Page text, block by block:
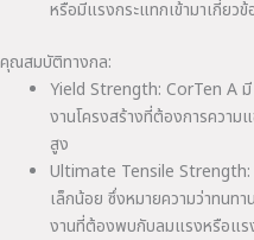
หรือมีแรงกระแทกเข้ามาเกี่ยวข้
คุณสมบัติทางกล:
Yield Strength: CorTen A มี
งานโครงสร้างที่ต้องการความ
สูง
Ultimate Tensile Strength:
เล็กน้อย ซึ่งหมายความว่าทนทา
งานที่ต้องพบกับลมแรงหรือแร